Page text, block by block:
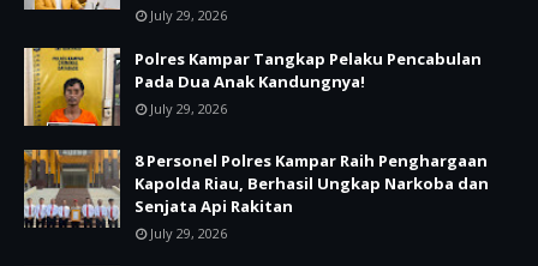
July 29, 2026
Polres Kampar Tangkap Pelaku Pencabulan
Pada Dua Anak Kandungnya!
July 29, 2026
8 Personel Polres Kampar Raih Penghargaan
Kapolda Riau, Berhasil Ungkap Narkoba dan
Senjata Api Rakitan
July 29, 2026